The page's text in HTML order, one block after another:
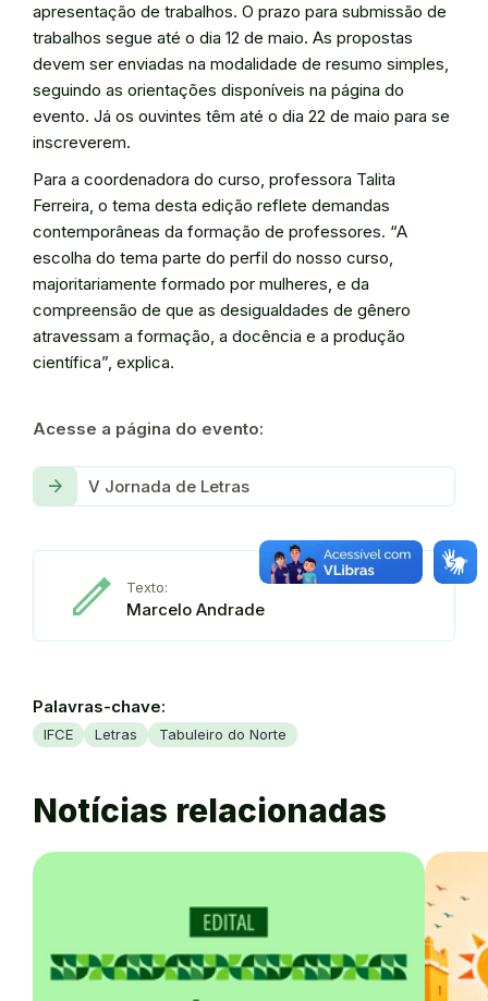
apresentação de trabalhos. O prazo para submissão de
trabalhos segue até o dia 12 de maio. As propostas
devem ser enviadas na modalidade de resumo simples,
seguindo as orientações disponíveis na página do
evento. Já os ouvintes têm até o dia 22 de maio para se
inscreverem.
Para a coordenadora do curso, professora Talita
Ferreira, o tema desta edição reflete demandas
contemporâneas da formação de professores. “A
escolha do tema parte do perfil do nosso curso,
majoritariamente formado por mulheres, e da
compreensão de que as desigualdades de gênero
atravessam a formação, a docência e a produção
científica”, explica.
Acesse a página do evento:
arrow_forward V Jornada de Letras
edit Texto:
Marcelo Andrade
Palavras-chave:
IFCE Letras Tabuleiro do Norte
Notícias relacionadas